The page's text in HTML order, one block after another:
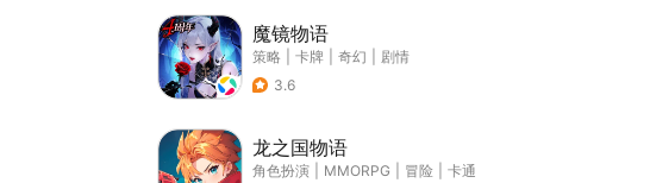
魔镜物语
策略 卡牌 奇幻
剧情
3.6
龙之国物语
角色扮演 MMORPG 冒险
卡通